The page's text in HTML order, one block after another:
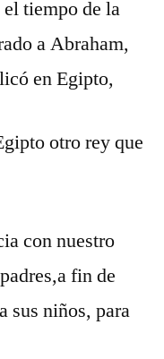
el tiempo de la
a Abraham,
en Egipto,
otro rey que
con nuestro
fin de
sus niños, para